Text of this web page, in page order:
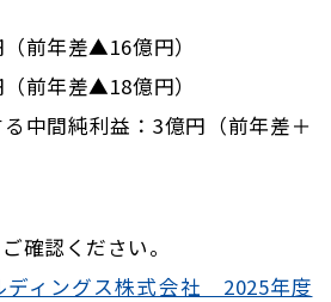
前年差▲16億円）
（前年差▲18億円）
中間純利益：3億円（前年差＋
確認ください。
ディングス株式会社 2025年度